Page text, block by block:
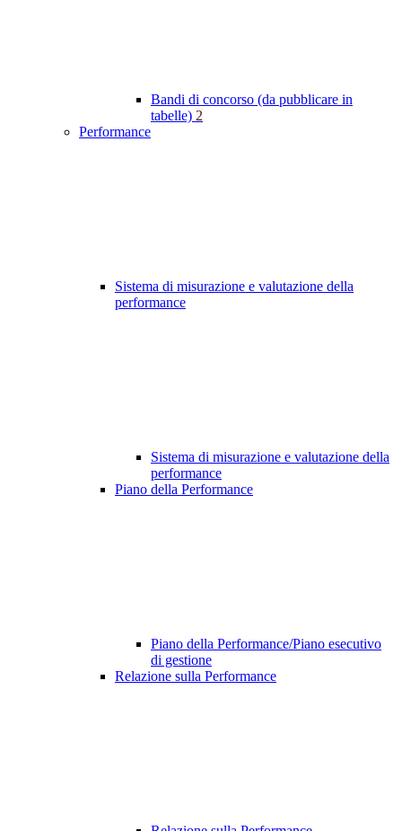
Bandi di concorso (da pubblicare in
tabelle) 2
Performance
Sistema di misurazione e valutazione della
performance
Sistema di misurazione e valutazione della
performance
Piano della Performance
Piano della Performance/Piano esecutivo
di gestione
Relazione sulla Performance